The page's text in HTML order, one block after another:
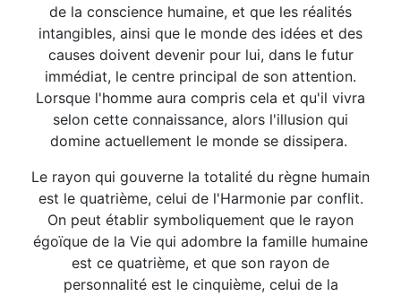
de la conscience humaine, et que les réalités
intangibles, ainsi que le monde des idées et des
causes doivent devenir pour lui, dans le futur
immédiat, le centre principal de son attention.
Lorsque l'homme aura compris cela et qu'il vivra
selon cette connaissance, alors l'illusion qui
domine actuellement le monde se dissipera.
Le rayon qui gouverne la totalité du règne humain
est le quatrième, celui de l'Harmonie par conflit.
On peut établir symboliquement que le rayon
égoïque de la Vie qui adombre la famille humaine
est ce quatrième, et que son rayon de
personnalité est le cinquième, celui de la